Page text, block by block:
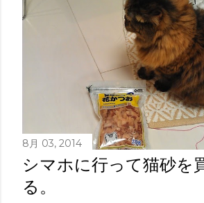
8月 03, 2014
シマホに行って猫砂を
る。